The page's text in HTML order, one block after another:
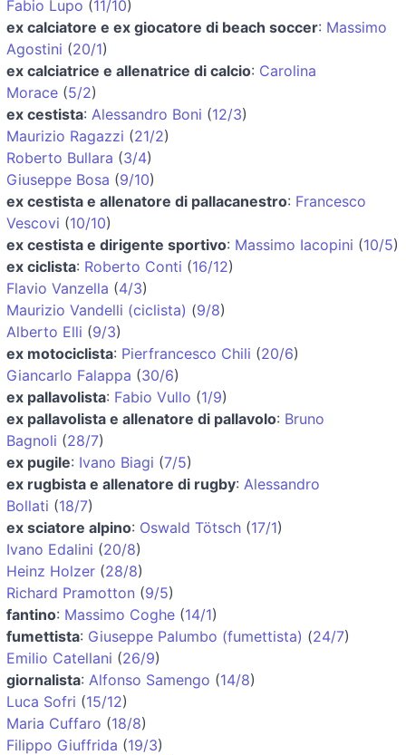
Fabio Lupo (11/10)
ex calciatore e ex giocatore di beach soccer: Massimo
Agostini (20/1)
ex calciatrice e allenatrice di calcio: Carolina
Morace (5/2)
ex cestista: Alessandro Boni (12/3)
Maurizio Ragazzi (21/2)
Roberto Bullara (3/4)
Giuseppe Bosa (9/10)
ex cestista e allenatore di pallacanestro: Francesco
Vescovi (10/10)
ex cestista e dirigente sportivo: Massimo Iacopini (10/5)
ex ciclista: Roberto Conti (16/12)
Flavio Vanzella (4/3)
Maurizio Vandelli (ciclista) (9/8)
Alberto Elli (9/3)
ex motociclista: Pierfrancesco Chili (20/6)
Giancarlo Falappa (30/6)
ex pallavolista: Fabio Vullo (1/9)
ex pallavolista e allenatore di pallavolo: Bruno
Bagnoli (28/7)
ex pugile: Ivano Biagi (7/5)
ex rugbista e allenatore di rugby: Alessandro
Bollati (18/7)
ex sciatore alpino: Oswald Tötsch (17/1)
Ivano Edalini (20/8)
Heinz Holzer (28/8)
Richard Pramotton (9/5)
fantino: Massimo Coghe (14/1)
fumettista: Giuseppe Palumbo (fumettista) (24/7)
Emilio Catellani (26/9)
giornalista: Alfonso Samengo (14/8)
Luca Sofri (15/12)
Maria Cuffaro (18/8)
Filippo Giuffrida (19/3)